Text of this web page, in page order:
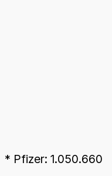
* Pfizer: 1.050.660